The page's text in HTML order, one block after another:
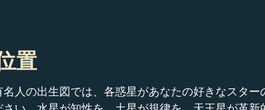
置
人の出生図では、各惑星があなたの好きなスタ